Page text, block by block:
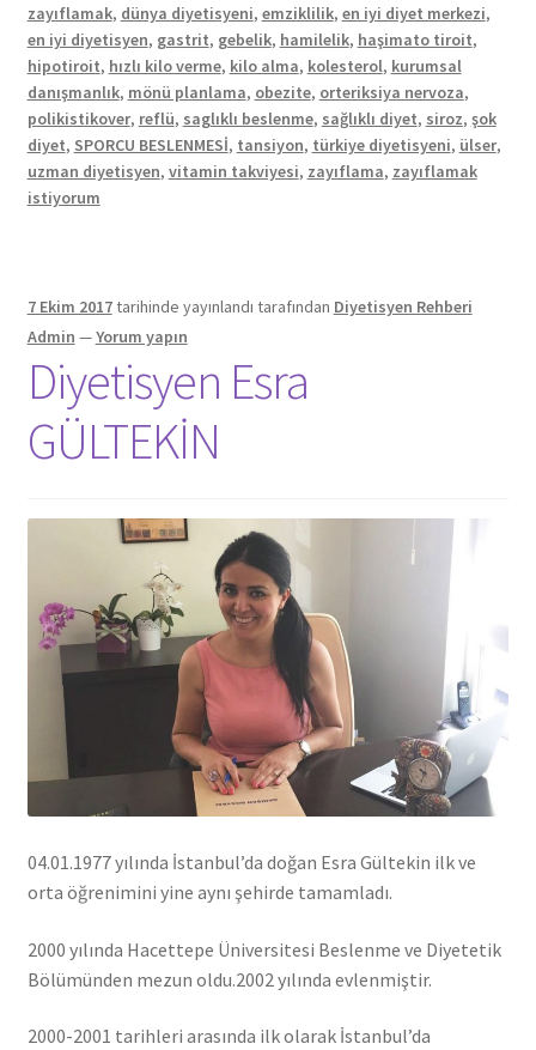
zayıflamak, dünya diyetisyeni, emziklilik, en iyi diyet merkezi,
en iyi diyetisyen, gastrit, gebelik, hamilelik, haşimato tiroit,
hipotiroit, hızlı kilo verme, kilo alma, kolesterol, kurumsal
danışmanlık, mönü planlama, obezite, orteriksiya nervoza,
polikistikover, reflü, saglıklı beslenme, sağlıklı diyet, siroz, şok
diyet, SPORCU BESLENMESİ, tansiyon, türkiye diyetisyeni, ülser,
uzman diyetisyen, vitamin takviyesi, zayıflama, zayıflamak
istiyorum
7 Ekim 2017tarihinde yayınlandı tarafından Diyetisyen Rehberi
Admin —Yorum yapın
Diyetisyen Esra
GÜLTEKİN
04.01.1977 yılında İstanbul’da doğan Esra Gültekin ilk ve
orta öğrenimini yine aynı şehirde tamamladı.
2000 yılında Hacettepe Üniversitesi Beslenme ve Diyetetik
Bölümünden mezun oldu.2002 yılında evlenmiştir.
2000-2001 tarihleri arasında ilk olarak İstanbul’da